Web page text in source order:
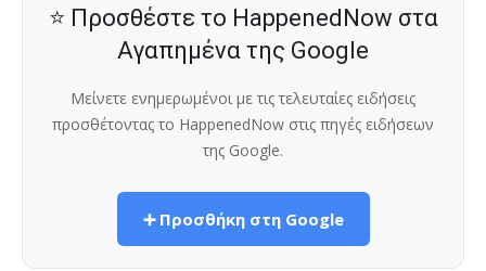
⭐ Προσθέστε το HappenedNow στα
Αγαπημένα της Google
Μείνετε ενημερωμένοι με τις τελευταίες ειδήσεις
προσθέτοντας το HappenedNow στις πηγές ειδήσεων
της Google.
➕ Προσθήκη στη Google